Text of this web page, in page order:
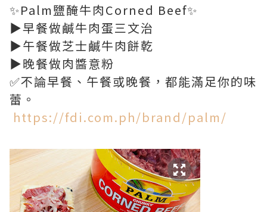
✨Palm鹽醃牛肉Corned Beef✨
▶️早餐做鹹牛肉蛋三文治
▶️午餐做芝士鹹牛肉餅乾
▶️晚餐做肉醬意粉
✅不論早餐、午餐或晚餐，都能滿足你的味
蕾。
https://fdi.com.ph/brand/palm/